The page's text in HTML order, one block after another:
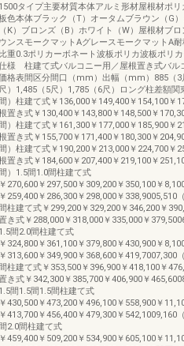
1500タイプ主要材質本体アルミ形材屋根材ポ
色本体ブラック（T）オータムブラウン（G
（K）ブロンズ（B）ホワイト（W）屋根材ブ
ウンスモークマットAグレースモークマットA
比重0.3ポリカーボネート波板ポリカ波板ポリ
様 柱建て式バルコニー用／屋根置き式バル
格表間区分間口（mm）出幅（mm）885（3
尺）1,485（5尺）1,785（6尺）ロング柱差額関
間）柱建て式￥136,000￥149,400￥154,100￥
置き式￥130,400￥143,800￥148,500￥
間）柱建て式￥161,300￥177,000￥185,900￥
置き式￥155,700￥171,400￥180,300￥
間）柱建て式￥190,200￥213,000￥224,700￥
置き式￥184,600￥207,400￥219,100￥
間）1.5間1.0間柱建て式
￥270,600￥297,500￥309,200￥350,100￥
￥259,400￥286,300￥298,000￥338,9005,510
間柱建て式￥299,200￥329,200￥346,200￥
き式￥288,000￥318,000￥335,000￥
1.5間2.0間柱建て式
￥324,800￥361,100￥379,800￥430,900￥
￥313,600￥349,900￥368,600￥419,7007,300
間柱建て式￥353,500￥396,900￥418,100￥
き式￥342,300￥385,700￥406,900￥
1.5間1.5間1.5間柱建て式
￥430,500￥473,200￥496,100￥558,900￥
￥413,700￥456,400￥479,300￥542,1009,160
間2.0間柱建て式
￥459,400￥509,200￥534,900￥605,100￥